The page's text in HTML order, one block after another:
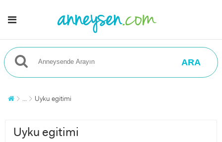
ARA
... Uyku egitimi
Uyku egitimi